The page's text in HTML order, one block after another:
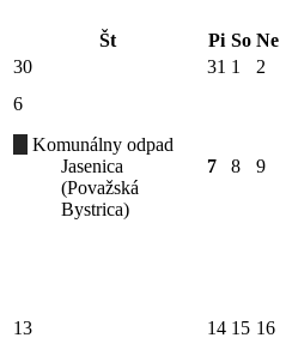
Št Pi So Ne
30 31 1 2
6
Komunálny odpad
Jasenica
(Považská
Bystrica)
7 8 9
13 14 15 16